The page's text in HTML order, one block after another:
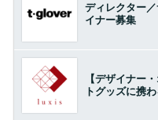
ディレクター
イナー募集
【デザイナー
トグッズに携